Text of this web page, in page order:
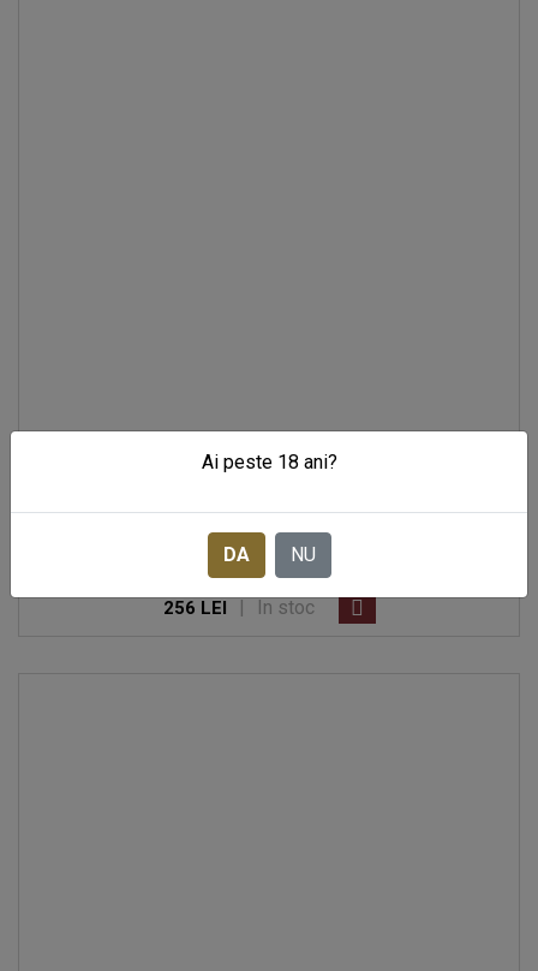
VODCA BELUGA TRANSATLANTIC + PAHAR
256 LEI | In stoc
Ai peste 18 ani?
DA NU